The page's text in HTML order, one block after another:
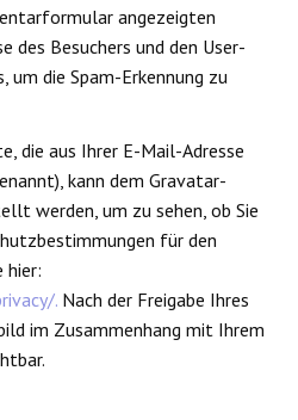
angezeigten
des Besuchers und den User-
um die Spam-Erkennung zu
die aus Ihrer E-Mail-Adresse
kann dem Gravatar-
werden, um zu sehen, ob Sie
für den
hier:
. Nach der Freigabe Ihres
im Zusammenhang mit Ihrem